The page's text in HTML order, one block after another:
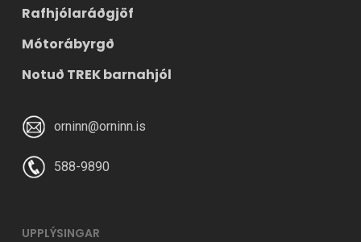
Rafhjólaráðgjöf
Mótorábyrgð
Notuð TREK barnahjól
orninn@orninn.is
588-9890
UPPLÝSINGAR